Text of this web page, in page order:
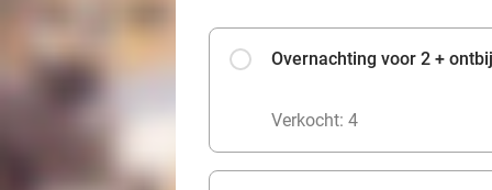
Overnachting voor 2 +
Verkocht: 4